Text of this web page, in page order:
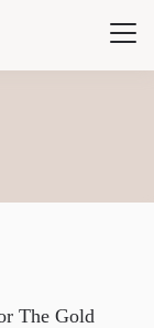
The Gold